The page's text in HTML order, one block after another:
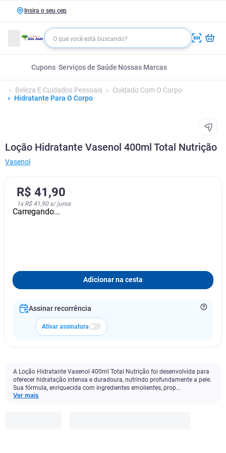
Insira o seu cep
Cupons Serviços de Saúde Nossas Marcas
Beleza E Cuidados Pessoais
Cuidado Com O Corpo
Hidratante Para O Corpo
Loção Hidratante Vasenol 400ml Total Nutrição
Vasenol
R$ 41,90
1x R$ 41,90s/ juros
Carregando...
Adicionar na cesta
Assinar recorrência
Ativar assinatura
A Loção Hidratante Vasenol 400ml Total Nutrição foi desenvolvida para
oferecer hidratação intensa e duradoura, nutrindo profundamente a pele.
Sua fórmula, enriquecida com ingredientes emolientes, prop...
Ver mais